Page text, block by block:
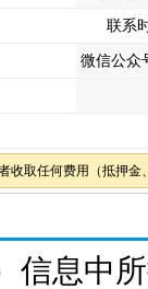
联系
微信公众
收取任何费用（抵押
信息中